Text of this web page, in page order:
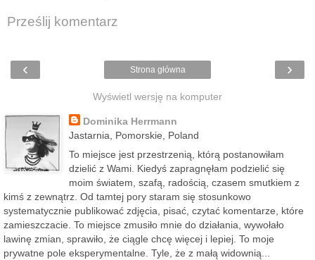
Prześlij komentarz
‹ ›
Strona główna
Wyświetl wersję na komputer
Dominika Herrmann
Jastarnia, Pomorskie, Poland
To miejsce jest przestrzenią, którą postanowiłam
dzielić z Wami. Kiedyś zapragnęłam podzielić się
moim światem, szafą, radością, czasem smutkiem z
kimś z zewnątrz. Od tamtej pory staram się stosunkowo
systematycznie publikować zdjęcia, pisać, czytać komentarze, które
zamieszczacie. To miejsce zmusiło mnie do działania, wywołało
lawinę zmian, sprawiło, że ciągle chcę więcej i lepiej. To moje
prywatne pole eksperymentalne. Tyle, że z małą widownią...